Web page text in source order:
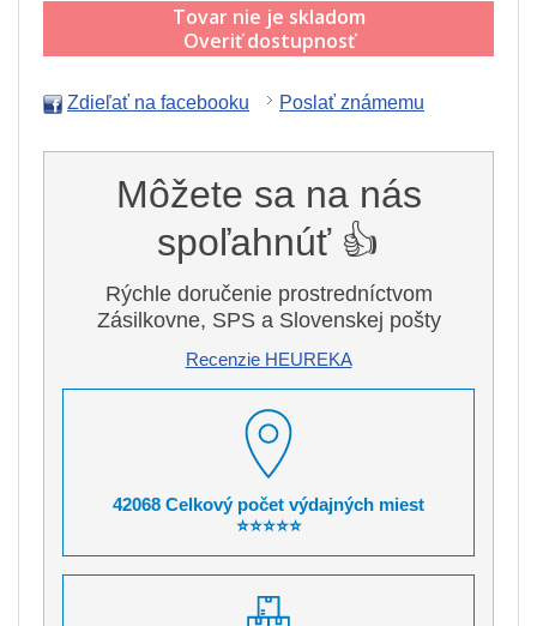
Tovar nie je skladom
Overiť dostupnosť
Zdieľať na facebooku Poslať známemu
Môžete sa na nás
spoľahnúť 👍
Rýchle doručenie prostredníctvom
Zásilkovne, SPS a Slovenskej pošty
Recenzie HEUREKA
42068 Celkový počet výdajných miest
⭐⭐⭐⭐⭐